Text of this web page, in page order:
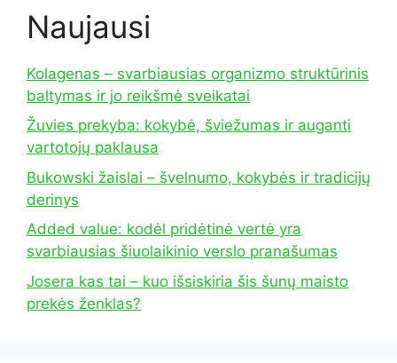
Naujausi
Kolagenas – svarbiausias organizmo struktūrinis
baltymas ir jo reikšmė sveikatai
Žuvies prekyba: kokybė, šviežumas ir auganti
vartotojų paklausa
Bukowski žaislai – švelnumo, kokybės ir tradicijų
derinys
Added value: kodėl pridėtinė vertė yra
svarbiausias šiuolaikinio verslo pranašumas
Josera kas tai – kuo išsiskiria šis šunų maisto
prekės ženklas?